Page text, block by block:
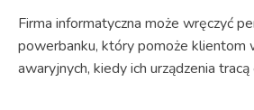
Firma informatyczna może wręczyć
powerbanku, który pomoże klientom
awaryjnych, kiedy ich urządzenia tracą